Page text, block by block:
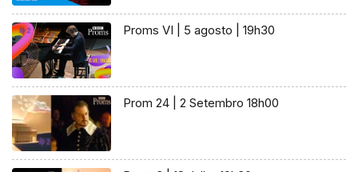
Proms VI | 5 agosto | 19h30
Prom 24 | 2 Setembro 18h00